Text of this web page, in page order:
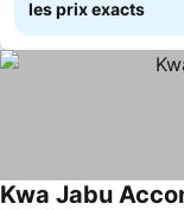
les prix exacts
Kwa Jabu